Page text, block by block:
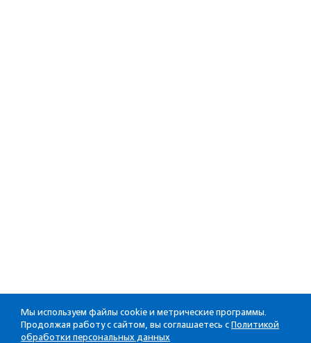
Мы используем файлы cookie и метрические программы.
Продолжая работу с сайтом, вы соглашаетесь с Политикой
обработки персональных данных